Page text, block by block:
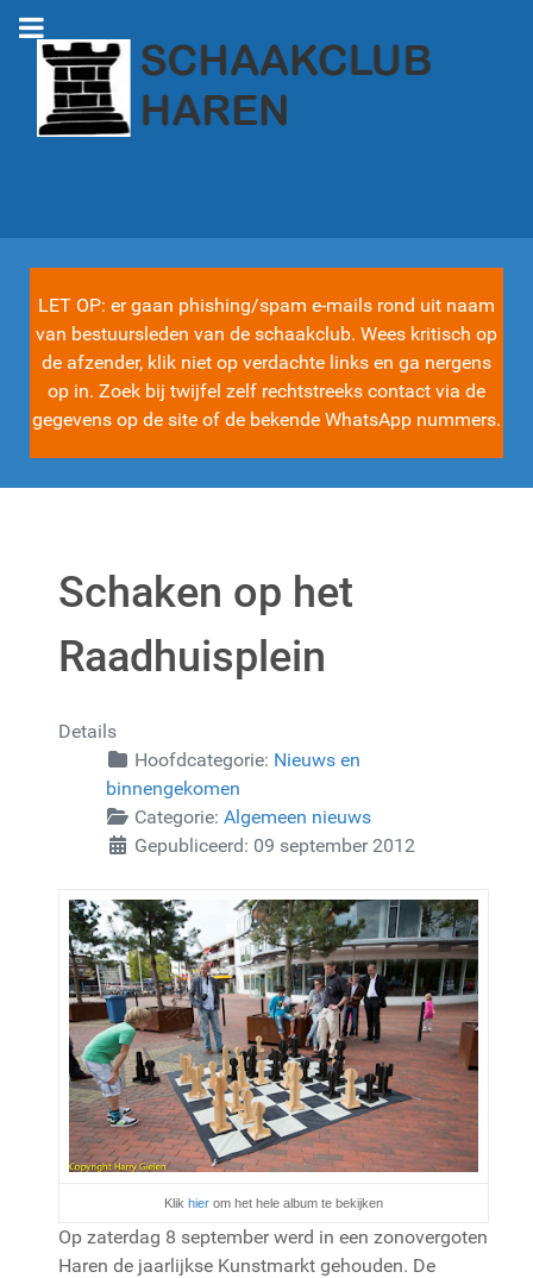
LET OP: er gaan phishing/spam e-mails rond uit naam
van bestuursleden van de schaakclub. Wees kritisch op
de afzender, klik niet op verdachte links en ga nergens
op in. Zoek bij twijfel zelf rechtstreeks contact via de
gegevens op de site of de bekende WhatsApp nummers.
Schaken op het
Raadhuisplein
Details
Hoofdcategorie: Nieuws en
binnengekomen
Categorie: Algemeen nieuws
Gepubliceerd: 09 september 2012
Klik hier om het hele album te bekijken
Op zaterdag 8 september werd in een zonovergoten
Haren de jaarlijkse Kunstmarkt gehouden. De